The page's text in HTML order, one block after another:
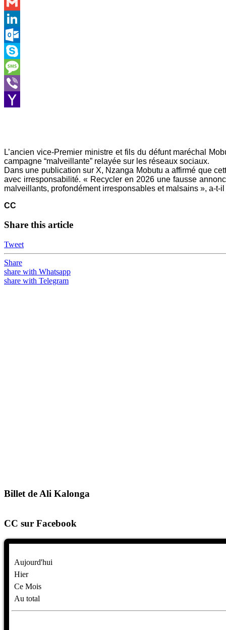
WhatsApp
Gmail
LinkedIn
Outlook.com
Skype
Message
Viber
L’ancien vice-Premier ministre et fils du défunt maréchal
campagne “malveillante” relayée sur les réseaux sociaux.
Dans une publication sur X, Nzanga Mobutu a affirmé que
avec irresponsabilité. « Recycler en 2026 une fausse
malveillants, profondément irresponsables et malsains », a-t-
CC
Share this article
Tweet
Share
share with Whatsapp
share with Telegram
Billet de Ali Kalonga
CC sur Facebook
Aujourd'hui
Hier
Ce Mois
Au total